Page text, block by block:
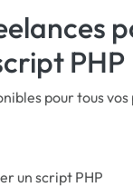
PHP
pour tous
un script PHP